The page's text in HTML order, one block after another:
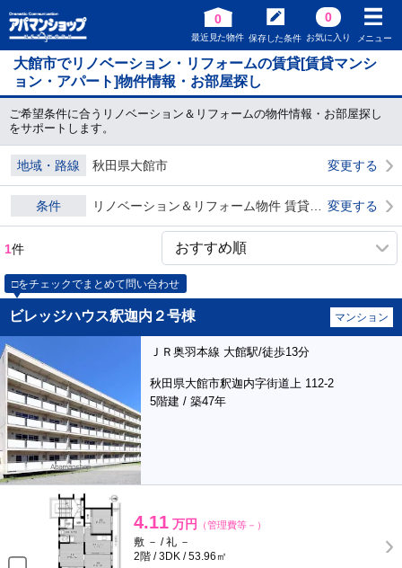
0
最近見た物件 保存した条件
0
お気に入り メニュー
大館市でリノベーション・リフォームの賃貸[賃貸マンシ
ョン・アパート]物件情報・お部屋探し
ご希望条件に合うリノベーション＆リフォームの物件情報・お部屋探し
をサポートします。
地域・路線 秋田県大館市 変更する
条件 変更する
1件
□をチェックでまとめて問い合わせ
ビレッジハウス釈迦内２号棟 マンション
ＪＲ奥羽本線 大館駅/徒歩13分
秋田県大館市釈迦内字街道上 112-2
5階建 / 築47年
4.11 万円 （管理費等－）
敷 － / 礼 －
2階 / 3DK / 53.96㎡